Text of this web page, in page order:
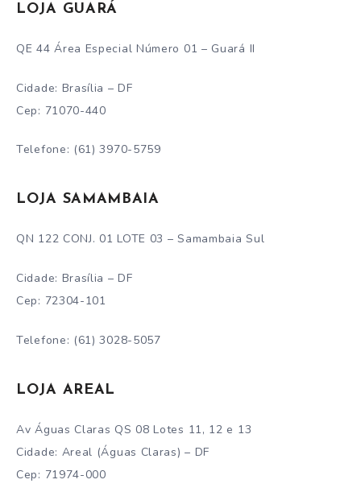
LOJA GUARÁ
QE 44 Área Especial Número 01 – Guará II
Cidade: Brasília – DF
Cep: 71070-440
Telefone: (61) 3970-5759
LOJA SAMAMBAIA
QN 122 CONJ. 01 LOTE 03 – Samambaia Sul
Cidade: Brasília – DF
Cep: 72304-101
Telefone: (61) 3028-5057
LOJA AREAL
Av Águas Claras QS 08 Lotes 11, 12 e 13
Cidade: Areal (Águas Claras) – DF
Cep: 71974-000